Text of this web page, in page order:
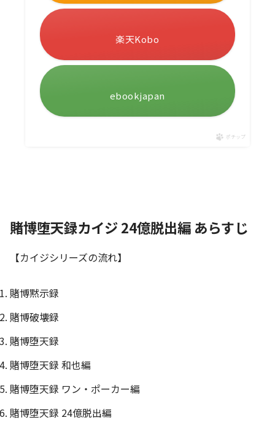
楽天Kobo
ebookjapan
ポチップ
賭博堕天録カイジ 24億脱出編 あらすじ
【カイジシリーズの流れ】
賭博黙示録
賭博破壊録
賭博堕天録
賭博堕天録 和也編
賭博堕天録 ワン・ポーカー編
賭博堕天録 24億脱出編